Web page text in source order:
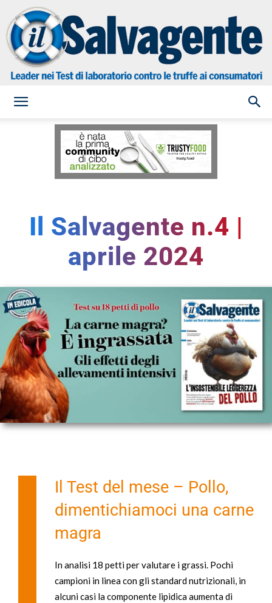
Salvagente
Il Salvagente n.4 |
aprile 2024
Il Test del mese – Pollo,
dimentichiamoci una carne
magra
In analisi 18 petti per valutare i grassi. Pochi
campioni in linea con gli standard nutrizionali, in
alcuni casi la componente lipidica aumenta di